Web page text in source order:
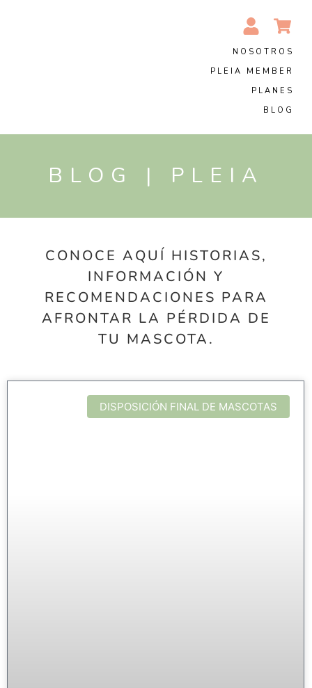
NOSOTROS
PLEIA MEMBER
PLANES
BLOG
BLOG | PLEIA
CONOCE AQUÍ HISTORIAS,
INFORMACIÓN Y
RECOMENDACIONES PARA
AFRONTAR LA PÉRDIDA DE
TU MASCOTA.
DISPOSICIÓN FINAL DE MASCOTAS